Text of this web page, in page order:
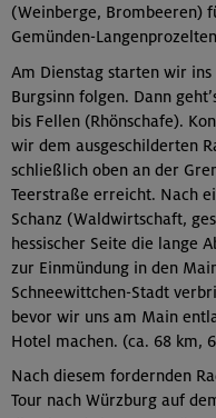
(Weinberge, Brombeeren)
Gemünden-
Am Dienstag starten wir
Burgsinn folgen. Dann
bis Fellen (Rhönschafe).
wir dem ausgeschilderten
schließlich oben an der
Teerstraße erreicht. Nach
Schanz (Waldwirtschaft,
hessischer Seite die lange
zur Einmündung in den
Schneewittchen-Stadt
bevor wir uns am Main
Hotel machen. (ca. 68 km,
Nach diesem fordernden
Tour nach Würzburg auf